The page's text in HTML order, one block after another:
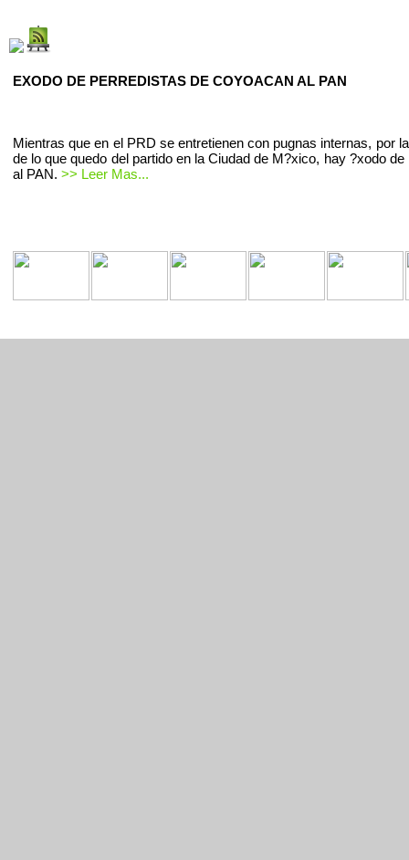
EXODO DE PERREDISTAS DE COYOACAN AL PAN
Mientras que en el PRD se entretienen con pugnas internas, por
de lo que quedo del partido en la Ciudad de M?xico, hay ?xodo de
al PAN. >> Leer Mas...